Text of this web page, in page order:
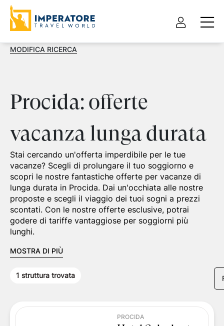
MODIFICA RICERCA
Procida: offerte
vacanza lunga durata
Stai cercando un'offerta imperdibile per le tue
vacanze? Scegli di prolungare il tuo soggiorno e
scopri le nostre fantastiche offerte per vacanze di
lunga durata in Procida. Dai un'occhiata alle nostre
proposte e scegli il viaggio dei tuoi sogni a prezzi
scontati. Con le nostre offerte esclusive, potrai
godere di tariffe vantaggiose per soggiorni più
lunghi.
MOSTRA DI PIÙ
1 struttura trovata
PROCIDA